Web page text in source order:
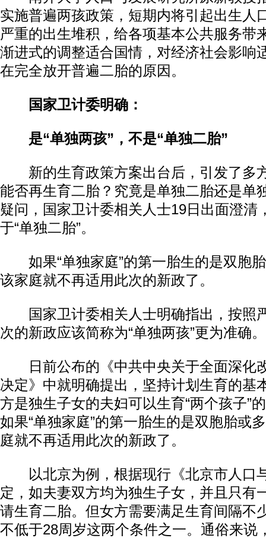
实施普遍两孩政策，短期内将引起出生人
严重的出生堆积，给各项基本公共服务带
渐进式的调整适合国情，对经济社会影响
在完全放开普遍二胎的原因。
国家卫计委明确：
是“单独两孩”，不是“单独二胎”
新的生育政策方案出台后，引发了多
能否再生育二胎？究竟是单独二胎还是单
疑问，国家卫计委相关人士19日出面澄清
于“单独二胎”。
如果“单独家庭”的第一胎生的是双胞
该家庭就不再适用此次的新政了。
国家卫计委相关人士明确指出，按照
次的新政应该简称为“单独两孩”更为准确。
日前公布的《中共中央关于全面深化
决定》中就明确提出，坚持计划生育的基
方是独生子女的夫妇可以生育“两个孩子”
如果“单独家庭”的第一胎生的是双胞胎或
庭就不再适用此次的新政了。
以北京为例，根据现行《北京市人口
定，如夫妻双方均为独生子女，并且只有
请生育二胎。但女方需要满足生育间隔不
不低于28周岁这两个条件之一。通俗来说